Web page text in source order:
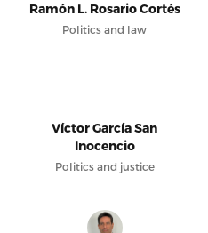
Ramón L. Rosario Cortés
Politics and law
Víctor García San
Inocencio
Politics and justice